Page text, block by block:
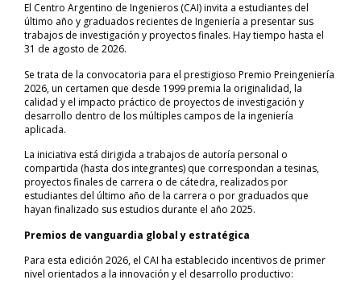
El Centro Argentino de Ingenieros (CAI) invita a estudiantes del
último año y graduados recientes de Ingeniería a presentar sus
trabajos de investigación y proyectos finales. Hay tiempo hasta el
31 de agosto de 2026.
Se trata de la convocatoria para el prestigioso Premio Preingeniería
2026, un certamen que desde 1999 premia la originalidad, la
calidad y el impacto práctico de proyectos de investigación y
desarrollo dentro de los múltiples campos de la ingeniería
aplicada.
La iniciativa está dirigida a trabajos de autoría personal o
compartida (hasta dos integrantes) que correspondan a tesinas,
proyectos finales de carrera o de cátedra, realizados por
estudiantes del último año de la carrera o por graduados que
hayan finalizado sus estudios durante el año 2025.
Premios de vanguardia global y estratégica
Para esta edición 2026, el CAI ha establecido incentivos de primer
nivel orientados a la innovación y el desarrollo productivo: